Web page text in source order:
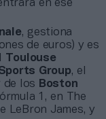
en ese
, gestiona
de euros) y es
Toulouse
Group, el
de los
Boston
1, en The
LeBron James, y